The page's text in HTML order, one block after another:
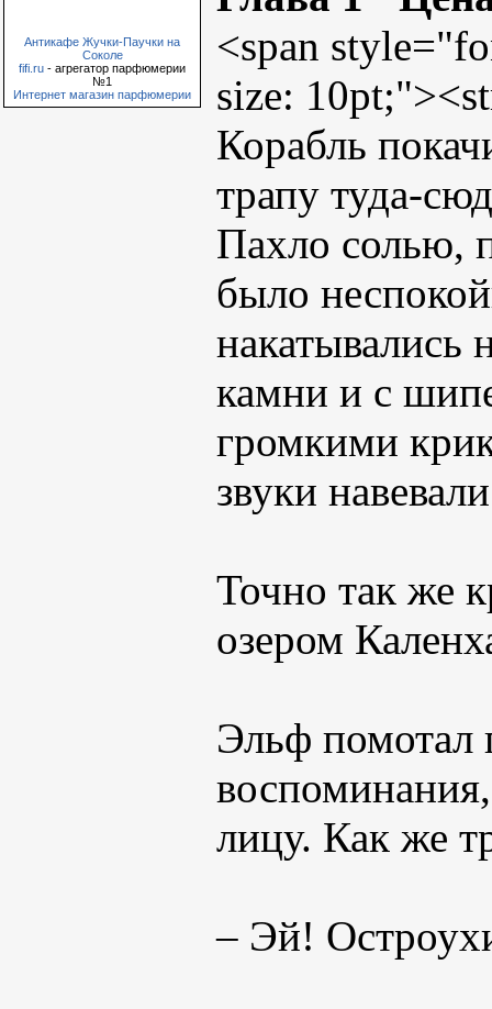
Антикафе Жучки-Паучки на
Соколе
fifi.ru - агрегатор парфюмерии
№1
Интернет магазин парфюмерии
<span
size:
Корабль
трапу туда-
Пахло солью,
было
накатывались
камни и с
громкими
звуки
Точно так же
озером
Эльф помотал
лицу. Как же
– Эй!